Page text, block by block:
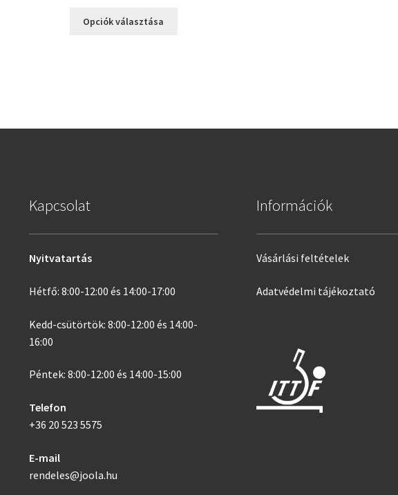
Opciók választása
Kapcsolat
Nyitvatartás
Hétfő: 8:00-12:00 és 14:00-17:00
Kedd-csütörtök: 8:00-12:00 és 14:00-
16:00
Péntek: 8:00-12:00 és 14:00-15:00
Telefon
+36 20 523 5575
E-mail
rendeles@joola.hu
Információk
Vásárlási feltételek
Adatvédelmi tájékoztató